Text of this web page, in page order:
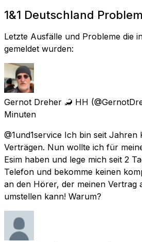
1&1 Deutschland
Letzte Ausfälle und Probleme die
gemeldet wurden:
Gernot Dreher 🦂 HH
Minuten
@1und1service Ich bin seit Jahren
Verträgen. Nun wollte ich für
Esim haben und lege mich seit 2
Telefon und bekomme keinen
an den Hörer, der meinen Vertrag
umstellen kann! Warum?